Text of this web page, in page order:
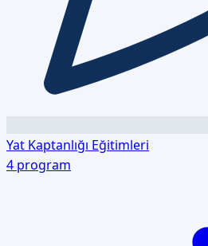
Yat Kaptanlığı Eğitimleri
4 program